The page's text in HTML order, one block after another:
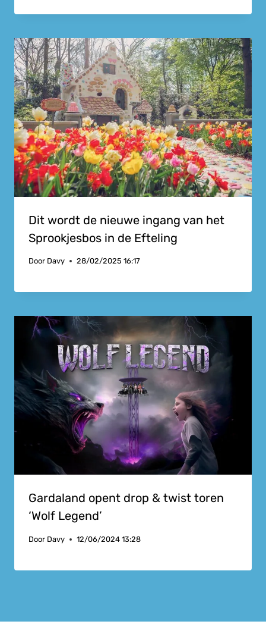
Dit wordt de nieuwe ingang van het
Sprookjesbos in de Efteling
Door Davy 28/02/2025 16:17
Gardaland opent drop & twist toren
‘Wolf Legend’
Door Davy 12/06/2024 13:28